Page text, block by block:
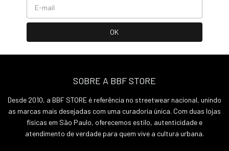
SOBRE A BBF STORE
Desde 2010, a BBF STORE é referência no streetwear nacional, unindo
as marcas mais desejadas com uma curadoria única. Com duas lojas
físicas em São Paulo, oferecemos estilo, autenticidade e
atendimento de verdade para quem vive a cultura urbana.